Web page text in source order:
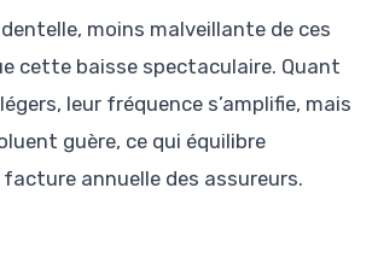
moins malveillante de ces
cette baisse spectaculaire. Quant
leur fréquence s’amplifie, mais
guère, ce qui équilibre
annuelle des assureurs.